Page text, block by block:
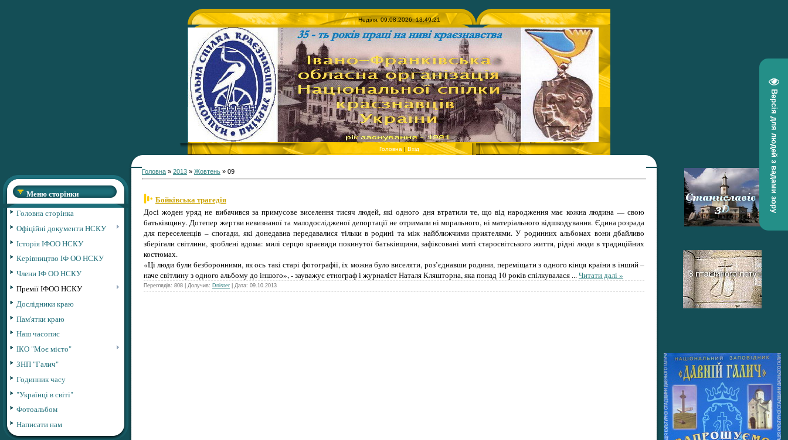
Версія для людей з вадами зору
Неділя, 09.08.2026, 13:49:21
Головна | Вхід
Меню сторінки
Головна сторінка
Офіційні документи НСКУ
Історія ІФОО НСКУ
Керівництво ІФ ОО НСКУ
Члени ІФ ОО НСКУ
Премії ІФОО НСКУ
Дослідники краю
Пам'ятки краю
Наш часопис
ІКО "Моє місто"
ЗНП "Галич"
Годинник часу
"Українці в світі"
Фотоальбом
Написати нам
Головна » 2013 » Жовтень » 09
Бойківська трагедія
Досі жоден уряд не вибачився за примусове виселення тисяч людей, які одного дня втратили те, що від народження має кожна людина — свою
батьківщину. Дотепер жертви невизнаної та малодослідженої депортації не отримали ні морального, ні матеріального відшкодування. Єдина розрада
для переселенців – спогади, які донедавна передавалися тільки в родині та між найближчими приятелями. У родинних альбомах вони дбайливо
зберігали світлини, зроблені вдома: милі серцю краєвиди покинутої батьківщини, зафіксовані миті старосвітського життя, рідні люди в традиційних
костюмах.
«Ці люди були безборонними, як ось такі старі фотографії, їх можна було виселяти, роз’єднавши родини, переміщати з одного кінця країни в інший –
наче світлину з одного альбому до іншого», - зауважує етнограф і журналіст Наталя Кляшторна, яка понад 10 років спілкувалася ...Читати далі »
Переглядів: 808 | Долучив: Dnister | Дата: 09.10.2013